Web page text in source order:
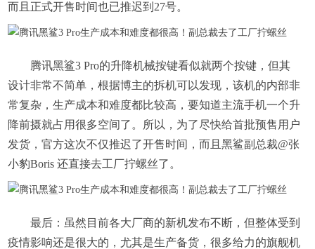
而且正式开售时间也已推迟到27号。
腾讯黑鲨3 Pro的升降机械按键看似就两个按键，但其
设计非常不简单，根据博主的拆机可以发现，该机的内部非
常复杂，生产成本和难度都比较高，要知道主流手机一个升
降前摄就占用很多空间了。所以，为了尽快给首批预售用户
发货，官方这次不仅推迟了开售时间，而且黑鲨副总裁@张
小豹Boris 还直接去工厂拧螺丝了。
最后：虽然目前各大厂商的新机发布不断，但整体受到
疫情影响还是很大的，尤其是生产备货，很多给力的旗舰机